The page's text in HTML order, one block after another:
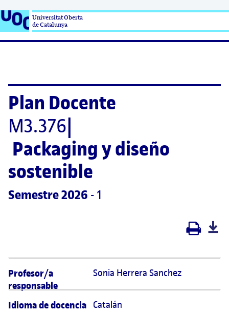
Universitat Oberta
de Catalunya
Plan Docente
M3.376
Packaging y diseño
sostenible
Semestre 2026 - 1
Profesor/a
responsable
Sonia Herrera Sanchez
Idioma de docencia Catalán